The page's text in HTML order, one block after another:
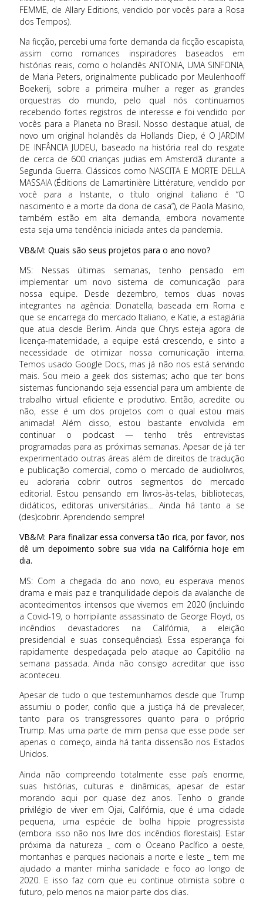
FEMME, de Allary Editions, vendido por vocês para a Rosa
dos Tempos).
Na ficção, percebi uma forte demanda da ficção escapista,
assim como romances inspiradores baseados em
histórias reais, como o holandês ANTONIA, UMA SINFONIA,
de Maria Peters, originalmente publicado por Meulenhooff
Boekerij, sobre a primeira mulher a reger as grandes
orquestras do mundo, pelo qual nós continuamos
recebendo fortes registros de interesse e foi vendido por
vocês para a Planeta no Brasil. Nosso destaque atual, de
novo um original holandês da Hollands Diep, é O JARDIM
DE INFÂNCIA JUDEU, baseado na história real do resgate
de cerca de 600 crianças judias em Amsterdã durante a
Segunda Guerra. Clássicos como NASCITA E MORTE DELLA
MASSAIA (Éditions de Lamartinière Littérature, vendido por
você para a Instante, o título original italiano é “O
nascimento e a morte da dona de casa”), de Paola Masino,
também estão em alta demanda, embora novamente
esta seja uma tendência iniciada antes da pandemia.
VB&M: Quais são seus projetos para o ano novo?
MS: Nessas últimas semanas, tenho pensado em
implementar um novo sistema de comunicação para
nossa equipe. Desde dezembro, temos duas novas
integrantes na agência: Donatella, baseada em Roma e
que se encarrega do mercado Italiano, e Katie, a estagiária
que atua desde Berlim. Ainda que Chrys esteja agora de
licença-maternidade, a equipe está crescendo, e sinto a
necessidade de otimizar nossa comunicação interna.
Temos usado Google Docs, mas já não nos está servindo
mais. Sou meio a geek dos sistemas; acho que ter bons
sistemas funcionando seja essencial para um ambiente de
trabalho virtual eficiente e produtivo. Então, acredite ou
não, esse é um dos projetos com o qual estou mais
animada! Além disso, estou bastante envolvida em
continuar o podcast — tenho três entrevistas
programadas para as próximas semanas. Apesar de já ter
experimentado outras áreas além de direitos de tradução
e publicação comercial, como o mercado de audiolivros,
eu adoraria cobrir outros segmentos do mercado
editorial. Estou pensando em livros-às-telas, bibliotecas,
didáticos, editoras universitárias… Ainda há tanto a se
(des)cobrir. Aprendendo sempre!
VB&M: Para finalizar essa conversa tão rica, por favor, nos
dê um depoimento sobre sua vida na Califórnia hoje em
dia.
MS: Com a chegada do ano novo, eu esperava menos
drama e mais paz e tranquilidade depois da avalanche de
acontecimentos intensos que vivemos em 2020 (incluindo
a Covid-19, o horripilante assassinato de George Floyd, os
incêndios devastadores na Califórnia, a eleição
presidencial e suas consequências). Essa esperança foi
rapidamente despedaçada pelo ataque ao Capitólio na
semana passada. Ainda não consigo acreditar que isso
aconteceu.
Apesar de tudo o que testemunhamos desde que Trump
assumiu o poder, confio que a justiça há de prevalecer,
tanto para os transgressores quanto para o próprio
Trump. Mas uma parte de mim pensa que esse pode ser
apenas o começo, ainda há tanta dissensão nos Estados
Unidos.
Ainda não compreendo totalmente esse país enorme,
suas histórias, culturas e dinâmicas, apesar de estar
morando aqui por quase dez anos. Tenho o grande
privilégio de viver em Ojai, Califórnia, que é uma cidade
pequena, uma espécie de bolha hippie progressista
(embora isso não nos livre dos incêndios florestais). Estar
próxima da natureza _ com o Oceano Pacífico a oeste,
montanhas e parques nacionais a norte e leste _ tem me
ajudado a manter minha sanidade e foco ao longo de
2020. E isso faz com que eu continue otimista sobre o
futuro, pelo menos na maior parte dos dias.